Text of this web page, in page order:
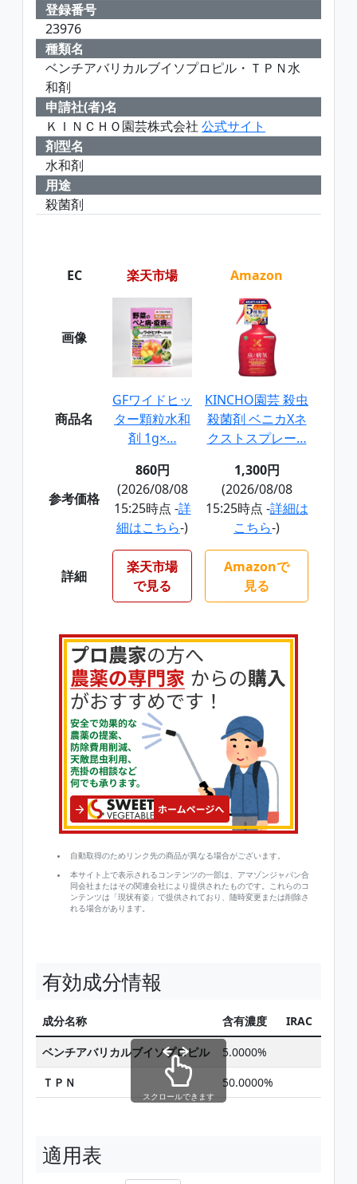
登録番号
23976
種類名
ベンチアバリカルブイソプロピル・ＴＰＮ水
和剤
申請社(者)名
ＫＩＮＣＨＯ園芸株式会社 公式サイト
剤型名
水和剤
用途
殺菌剤
EC 楽天市場 Amazon
画像
商品名
GFワイドヒッ
ター顆粒水和
剤 1g×…
KINCHO園芸 殺虫
殺菌剤 ベニカXネ
クストスプレー…
参考価格
860円
(2026/08/08
15:25時点 -詳
細はこちら-)
1,300円
(2026/08/08
15:25時点 -詳細は
こちら-)
詳細
楽天市場
で見る
Amazonで
見る
自動取得のためリンク先の商品が異なる場合がございます。
本サイト上で表示されるコンテンツの一部は、アマゾンジャパン合
同会社またはその関連会社により提供されたものです。これらのコ
ンテンツは「現状有姿」で提供されており、随時変更または削除さ
れる場合があります。
有効成分情報
成分名称 含有濃度 IRAC
ベンチアバリカルブイソプロピル 5.0000%
ＴＰＮ
50.0000%
スクロールできます
適用表